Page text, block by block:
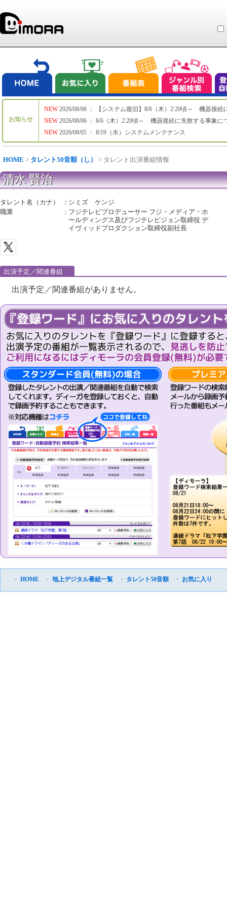
お知らせ
NEW
NEW
NEW
2026/08/06 ： 【システム復旧】8/6（木）2:20頃～ 機器接続
2026/08/06 ： 8/6（木）2:20頃～ 機器接続に失敗する事象に
2026/08/05 ： 8/19（水）システムメンテナンス
HOME > タレント50音順（し） > タレント出演番組情報
清水 賢治
タレント名（カナ） ： シミズ ケンジ
職業
： フジテレビプロデューサー フジ・メディア・ホ
ールディングス及びフジテレビジョン取締役 デ
イヴィッドプロダクション取締役副社長
出演予定／関連番組
出演予定／関連番組がありません。
・ HOME ・ 地上デジタル番組一覧 ・ タレント50音順 ・ お気に入り